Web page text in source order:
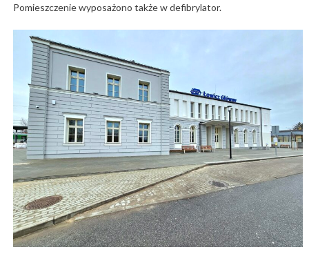
Pomieszczenie wyposażono także w defibrylator.